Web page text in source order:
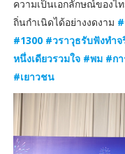
ความเป็นเอกลักษณ์ของไ
ถิ่นกำเนิดได้อย่างงดงาม #
#1300 #วราวุธรับฟังทำ
หนึ่งเดียวรวมใจ #พม #ก
#เยาวชน